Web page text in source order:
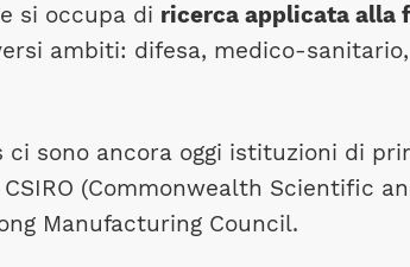
si occupa di ricerca applicata alla
ambiti: difesa, medico-
ci sono ancora oggi istituzioni di
(Commonwealth Scientific
Manufacturing Council.